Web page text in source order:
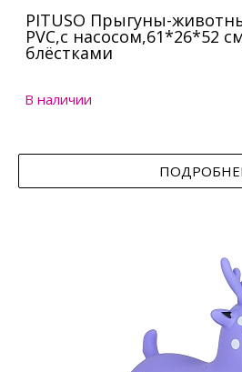
PITUSO Прыгуны-
PVC,с насосом,61*26*52
блёстками
В наличии